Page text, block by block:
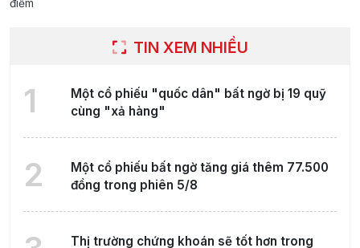
điểm
TIN XEM NHIỀU
1
Một cổ phiếu "quốc dân" bất ngờ bị 19 quỹ
cùng "xả hàng"
2
Một cổ phiếu bất ngờ tăng giá thêm 77.500
đồng trong phiên 5/8
Thị trường chứng khoán sẽ tốt hơn trong